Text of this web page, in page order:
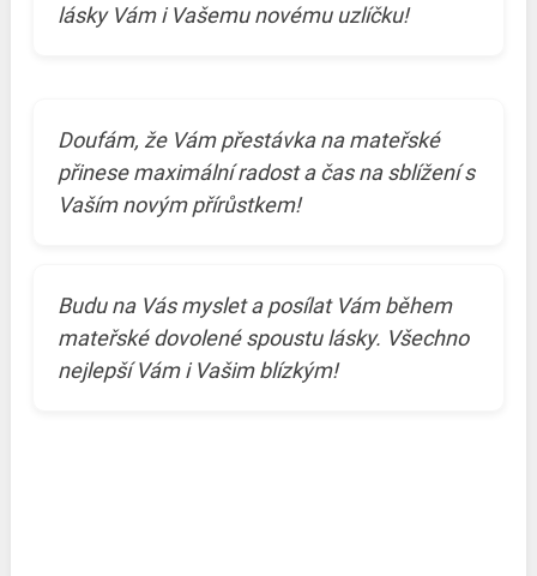
lásky Vám i Vašemu novému uzlíčku!
Doufám, že Vám přestávka na mateřské
přinese maximální radost a čas na sblížení s
Vaším novým přírůstkem!
Budu na Vás myslet a posílat Vám během
mateřské dovolené spoustu lásky. Všechno
nejlepší Vám i Vašim blízkým!